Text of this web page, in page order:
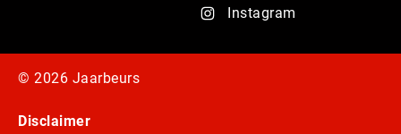
Instagram
© 2026 Jaarbeurs
Disclaimer